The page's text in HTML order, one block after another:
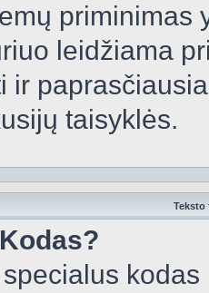
priminimas
leidžiama
ir
taisyklės.
Teksto